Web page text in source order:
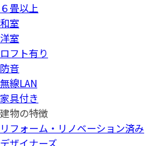
６畳以上
和室
洋室
ロフト有り
防音
無線LAN
家具付き
建物の特徴
リフォーム・リノベーション済み